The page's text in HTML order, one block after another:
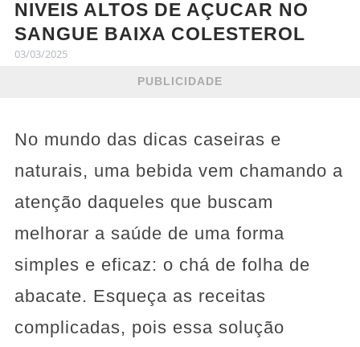
NIVEIS ALTOS DE AÇUCAR NO
SANGUE BAIXA COLESTEROL
03/03/2025
PUBLICIDADE
No mundo das dicas caseiras e
naturais, uma bebida vem chamando a
atenção daqueles que buscam
melhorar a saúde de uma forma
simples e eficaz: o chá de folha de
abacate. Esqueça as receitas
complicadas, pois essa solução